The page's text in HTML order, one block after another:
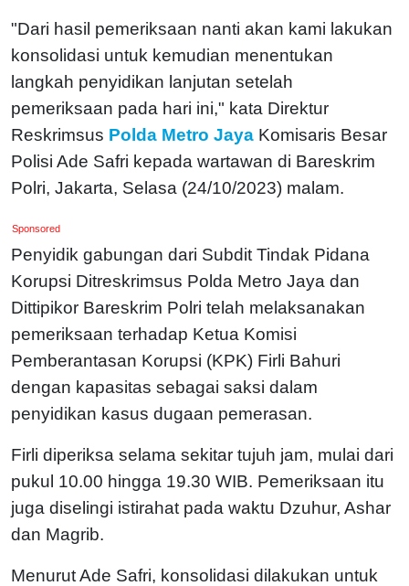
"Dari hasil pemeriksaan nanti akan kami lakukan
konsolidasi untuk kemudian menentukan
langkah penyidikan lanjutan setelah
pemeriksaan pada hari ini," kata Direktur
Reskrimsus Polda Metro Jaya Komisaris Besar
Polisi Ade Safri kepada wartawan di Bareskrim
Polri, Jakarta, Selasa (24/10/2023) malam.
Sponsored
Penyidik gabungan dari Subdit Tindak Pidana
Korupsi Ditreskrimsus Polda Metro Jaya dan
Dittipikor Bareskrim Polri telah melaksanakan
pemeriksaan terhadap Ketua Komisi
Pemberantasan Korupsi (KPK) Firli Bahuri
dengan kapasitas sebagai saksi dalam
penyidikan kasus dugaan pemerasan.
Firli diperiksa selama sekitar tujuh jam, mulai dari
pukul 10.00 hingga 19.30 WIB. Pemeriksaan itu
juga diselingi istirahat pada waktu Dzuhur, Ashar
dan Magrib.
Menurut Ade Safri, konsolidasi dilakukan untuk